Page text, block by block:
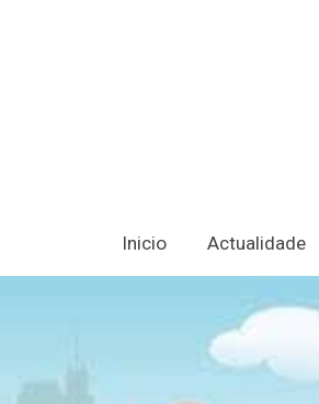
Inicio Actualidade